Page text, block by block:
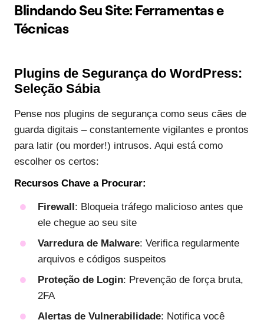
Blindando Seu Site: Ferramentas e
Técnicas
Plugins de Segurança do WordPress:
Seleção Sábia
Pense nos plugins de segurança como seus cães de
guarda digitais – constantemente vigilantes e prontos
para latir (ou morder!) intrusos. Aqui está como
escolher os certos:
Recursos Chave a Procurar:
Firewall: Bloqueia tráfego malicioso antes que
ele chegue ao seu site
Varredura de Malware: Verifica regularmente
arquivos e códigos suspeitos
Proteção de Login: Prevenção de força bruta,
2FA
Alertas de Vulnerabilidade: Notifica você